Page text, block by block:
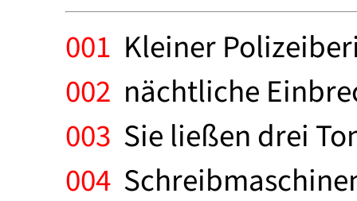
001 Kleiner
002 nächtliche
003 Sie ließen drei
004